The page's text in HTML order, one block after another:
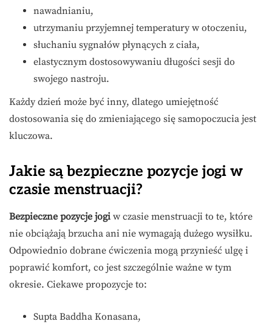
nawadnianiu,
utrzymaniu przyjemnej temperatury w otoczeniu,
słuchaniu sygnałów płynących z ciała,
elastycznym dostosowywaniu długości sesji do
swojego nastroju.
Każdy dzień może być inny, dlatego umiejętność
dostosowania się do zmieniającego się samopoczucia jest
kluczowa.
Jakie są bezpieczne pozycje jogi w
czasie menstruacji?
Bezpieczne pozycje jogi w czasie menstruacji to te, które
nie obciążają brzucha ani nie wymagają dużego wysiłku.
Odpowiednio dobrane ćwiczenia mogą przynieść ulgę i
poprawić komfort, co jest szczególnie ważne w tym
okresie. Ciekawe propozycje to:
Supta Baddha Konasana,